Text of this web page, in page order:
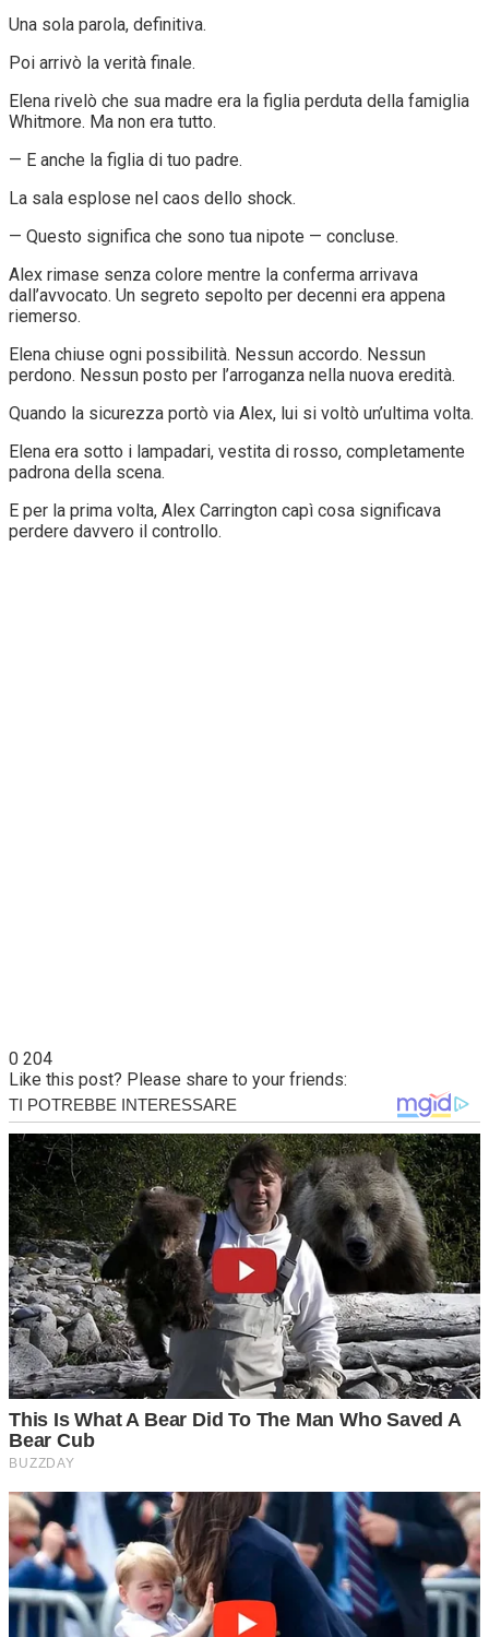
Una sola parola, definitiva.
Poi arrivò la verità finale.
Elena rivelò che sua madre era la figlia perduta della famiglia
Whitmore. Ma non era tutto.
— E anche la figlia di tuo padre.
La sala esplose nel caos dello shock.
— Questo significa che sono tua nipote — concluse.
Alex rimase senza colore mentre la conferma arrivava
dall’avvocato. Un segreto sepolto per decenni era appena
riemerso.
Elena chiuse ogni possibilità. Nessun accordo. Nessun
perdono. Nessun posto per l’arroganza nella nuova eredità.
Quando la sicurezza portò via Alex, lui si voltò un’ultima volta.
Elena era sotto i lampadari, vestita di rosso, completamente
padrona della scena.
E per la prima volta, Alex Carrington capì cosa significava
perdere davvero il controllo.
0 204
Like this post? Please share to your friends: